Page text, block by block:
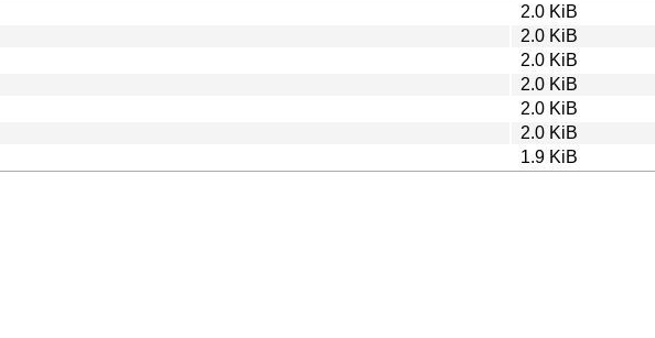
2.0 KiB
2.0 KiB
2.0 KiB
2.0 KiB
2.0 KiB
2.0 KiB
1.9 KiB